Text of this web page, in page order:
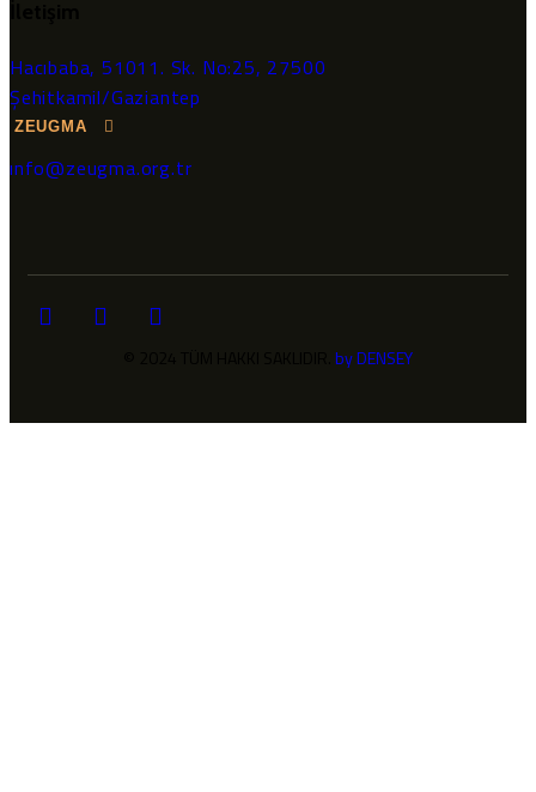
Hacıbaba, 51011. Sk. No:25, 27500
Şehitkamil/Gaziantep
ZEUGMA
ınfo@zeugma.org.tr
by DENSEY